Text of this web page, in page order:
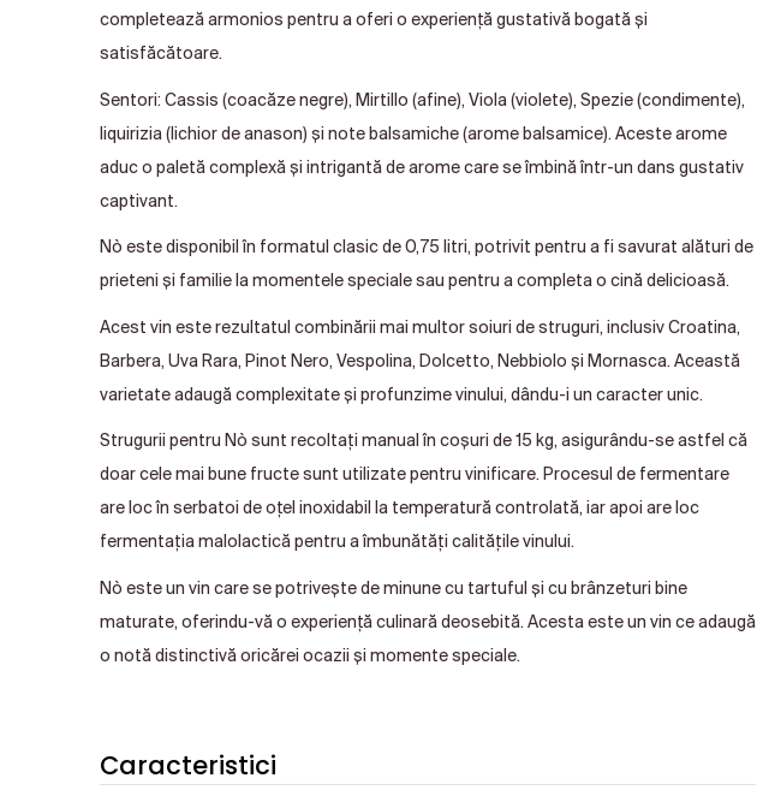
completează armonios pentru a oferi o experiență gustativă bogată și
satisfăcătoare.
Sentori: Cassis (coacăze negre), Mirtillo (afine), Viola (violete), Spezie (condimente),
liquirizia (lichior de anason) și note balsamiche (arome balsamice). Aceste arome
aduc o paletă complexă și intrigantă de arome care se îmbină într-un dans gustativ
captivant.
Nò este disponibil în formatul clasic de 0,75 litri, potrivit pentru a fi savurat alături de
prieteni și familie la momentele speciale sau pentru a completa o cină delicioasă.
Acest vin este rezultatul combinării mai multor soiuri de struguri, inclusiv Croatina,
Barbera, Uva Rara, Pinot Nero, Vespolina, Dolcetto, Nebbiolo și Mornasca. Această
varietate adaugă complexitate și profunzime vinului, dându-i un caracter unic.
Strugurii pentru Nò sunt recoltați manual în coșuri de 15 kg, asigurându-se astfel că
doar cele mai bune fructe sunt utilizate pentru vinificare. Procesul de fermentare
are loc în serbatoi de oțel inoxidabil la temperatură controlată, iar apoi are loc
fermentația malolactică pentru a îmbunătăți calitățile vinului.
Nò este un vin care se potrivește de minune cu tartuful și cu brânzeturi bine
maturate, oferindu-vă o experiență culinară deosebită. Acesta este un vin ce adaugă
o notă distinctivă oricărei ocazii și momente speciale.
Caracteristici